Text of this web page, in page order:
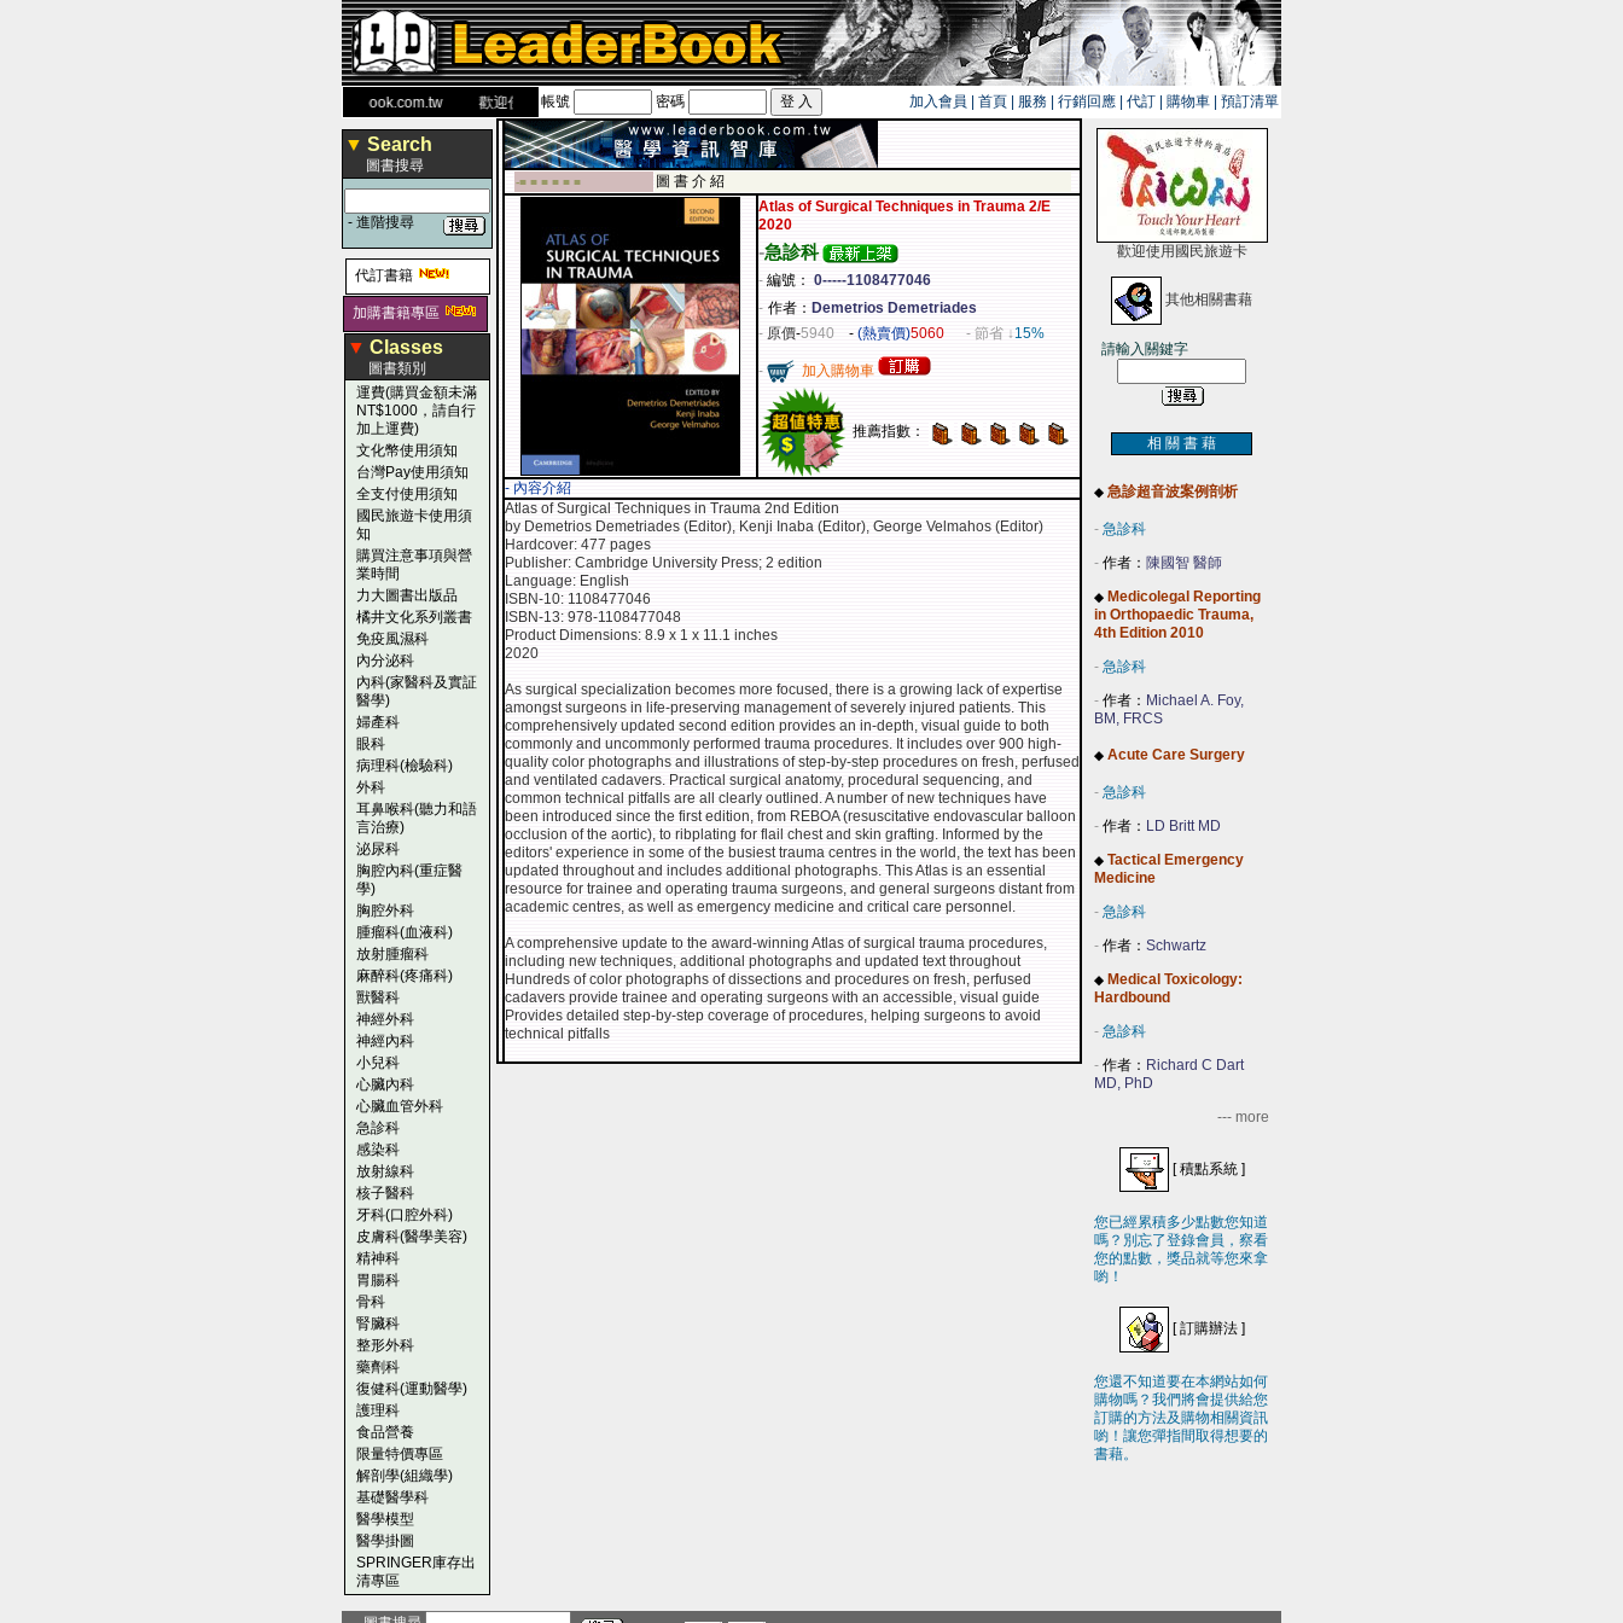
www.leaderbook.com.tw歡迎使用 國民旅遊卡！！
帳號 密碼 加入會員 首頁 服務 行銷回應 代訂 購物車 預訂清單
▼ Search
圖書搜尋
- 進階搜尋
代訂書籍
加購書籍專區
▼ Classes
圖書類別
運費(購買金額未滿
NT$1000，請自行
加上運費)
文化幣使用須知
台灣Pay使用須知
全支付使用須知
國民旅遊卡使用須
知
購買注意事項與營
業時間
力大圖書出版品
橘井文化系列叢書
免疫風濕科
內分泌科
內科(家醫科及實証
醫學)
婦產科
眼科
病理科(檢驗科)
外科
耳鼻喉科(聽力和語
言治療)
泌尿科
胸腔內科(重症醫
學)
胸腔外科
腫瘤科(血液科)
放射腫瘤科
麻醉科(疼痛科)
獸醫科
神經外科
神經內科
小兒科
心臟內科
心臟血管外科
急診科
感染科
放射線科
核子醫科
牙科(口腔外科)
皮膚科(醫學美容)
精神科
胃腸科
骨科
腎臟科
整形外科
藥劑科
復健科(運動醫學)
護理科
食品營養
限量特價專區
解剖學(組織學)
基礎醫學科
醫學模型
醫學掛圖
SPRINGER庫存出
清專區
-■ ■ ■ ■ ■ ■
圖 書 介 紹
Atlas of Surgical Techniques in Trauma 2/E
2020
-急診科
- 編號： 0-----1108477046
- 作者： Demetrios Demetriades
- 原價-5940 - (熱賣價)5060 - 節省 ↓15%
- 加入購物車
推薦指數：
- 內容介紹
Atlas of Surgical Techniques in Trauma 2nd Edition
by Demetrios Demetriades (Editor), Kenji Inaba (Editor), George Velmahos (Editor)
Hardcover: 477 pages
Publisher: Cambridge University Press; 2 edition
Language: English
ISBN-10: 1108477046
ISBN-13: 978-1108477048
Product Dimensions: 8.9 x 1 x 11.1 inches
2020
As surgical specialization becomes more focused, there is a growing lack of expertise
amongst surgeons in life-preserving management of severely injured patients. This
comprehensively updated second edition provides an in-depth, visual guide to both
commonly and uncommonly performed trauma procedures. It includes over 900 high-
quality color photographs and illustrations of step-by-step procedures on fresh, perfused
and ventilated cadavers. Practical surgical anatomy, procedural sequencing, and
common technical pitfalls are all clearly outlined. A number of new techniques have
been introduced since the first edition, from REBOA (resuscitative endovascular balloon
occlusion of the aortic), to ribplating for flail chest and skin grafting. Informed by the
editors' experience in some of the busiest trauma centres in the world, the text has been
updated throughout and includes additional photographs. This Atlas is an essential
resource for trainee and operating trauma surgeons, and general surgeons distant from
academic centres, as well as emergency medicine and critical care personnel.
A comprehensive update to the award-winning Atlas of surgical trauma procedures,
including new techniques, additional photographs and updated text throughout
Hundreds of color photographs of dissections and procedures on fresh, perfused
cadavers provide trainee and operating surgeons with an accessible, visual guide
Provides detailed step-by-step coverage of procedures, helping surgeons to avoid
technical pitfalls
歡迎使用國民旅遊卡
其他相關書藉
請輸入關鍵字
相 關 書 藉
◆ 急診超音波案例剖析
- 急診科
- 作者： 陳國智 醫師
◆ Medicolegal Reporting
in Orthopaedic Trauma,
4th Edition 2010
- 急診科
- 作者： Michael A. Foy,
BM, FRCS
◆ Acute Care Surgery
- 急診科
- 作者： LD Britt MD
◆ Tactical Emergency
Medicine
- 急診科
- 作者： Schwartz
◆ Medical Toxicology:
Hardbound
- 急診科
- 作者： Richard C Dart
MD, PhD
--- more
[積點系統 ]
您已經累積多少點數您知道
嗎？別忘了登錄會員，察看
您的點數，獎品就等您來拿
喲！
[訂購辦法]
您還不知道要在本網站如何
購物嗎？我們將會提供給您
訂購的方法及購物相關資訊
喲！讓您彈指間取得想要的
書藉。